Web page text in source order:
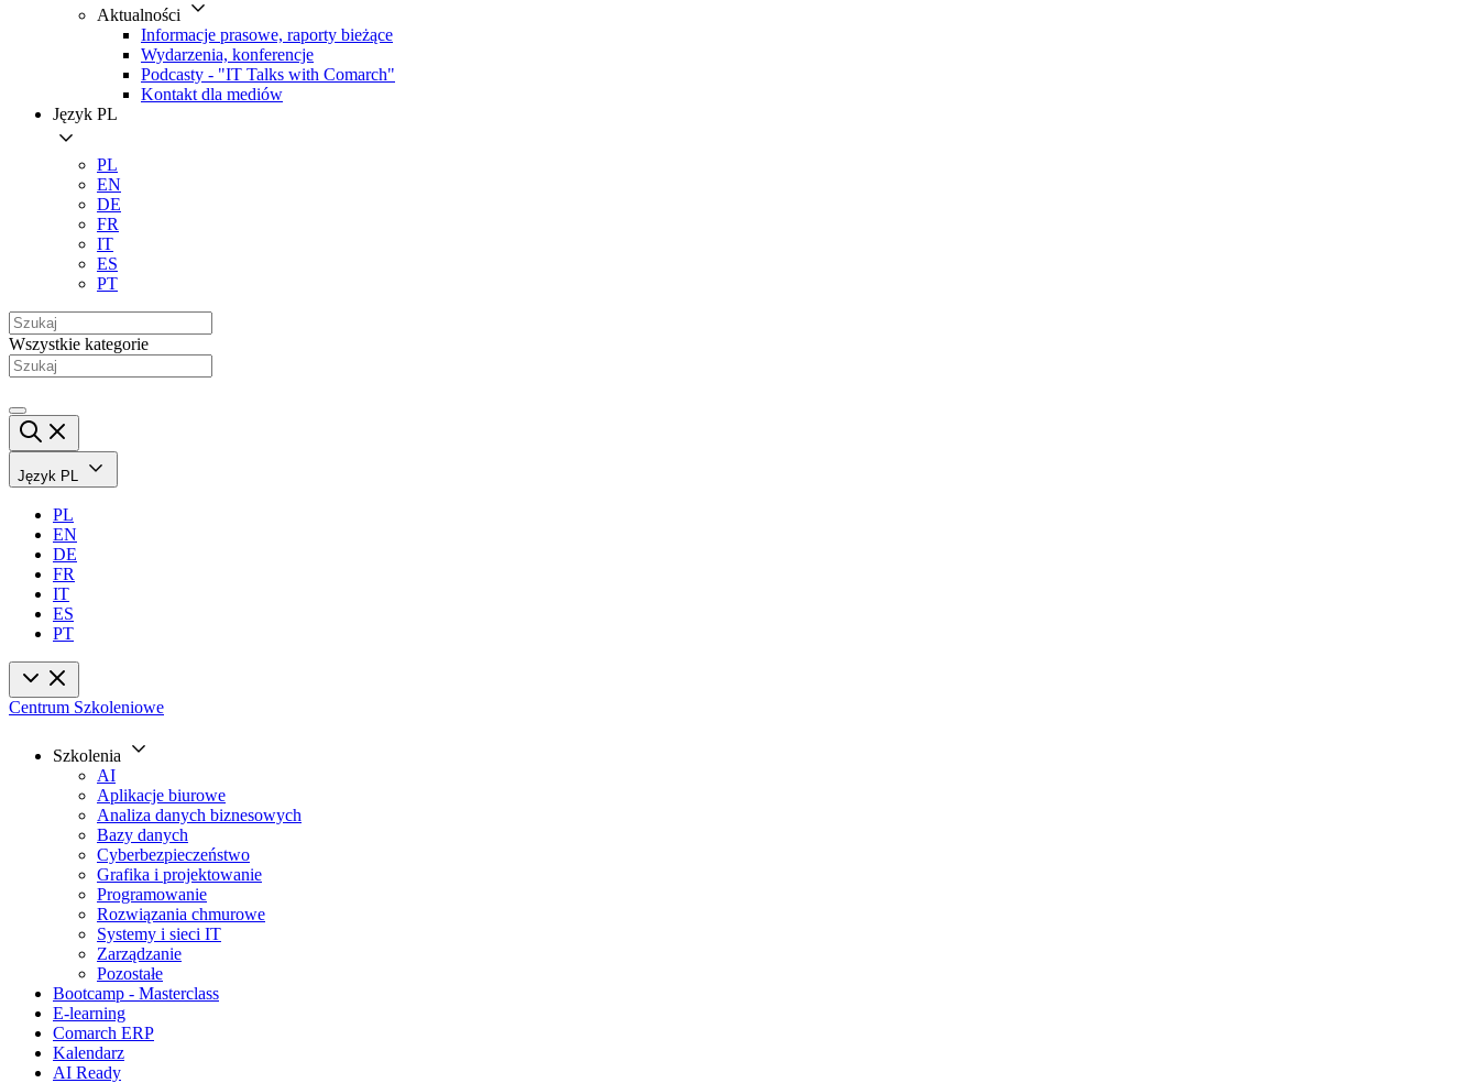
Aktualności
Informacje prasowe, raporty bieżące
Wydarzenia, konferencje
Podcasty - "IT Talks with Comarch"
Kontakt dla mediów
Język PL
PL
EN
DE
FR
IT
ES
PT
Wszystkie kategorie
Język PL
PL
EN
DE
FR
IT
ES
PT
Centrum Szkoleniowe
Szkolenia
AI
Aplikacje biurowe
Analiza danych biznesowych
Bazy danych
Cyberbezpieczeństwo
Grafika i projektowanie
Programowanie
Rozwiązania chmurowe
Systemy i sieci IT
Zarządzanie
Pozostałe
Bootcamp - Masterclass
E-learning
Comarch ERP
Kalendarz
AI Ready